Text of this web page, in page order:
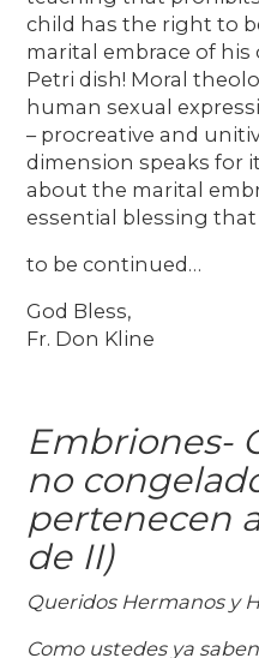
child has the right to
marital embrace of
Petri dish! Moral
human sexual
– procreative and
dimension speaks for
about the marital
essential blessing that
to be continued…
God Bless,
Fr. Don Kline
Embriones-
no
pertenecen
de II)
Queridos Hermanos y
Como ustedes ya